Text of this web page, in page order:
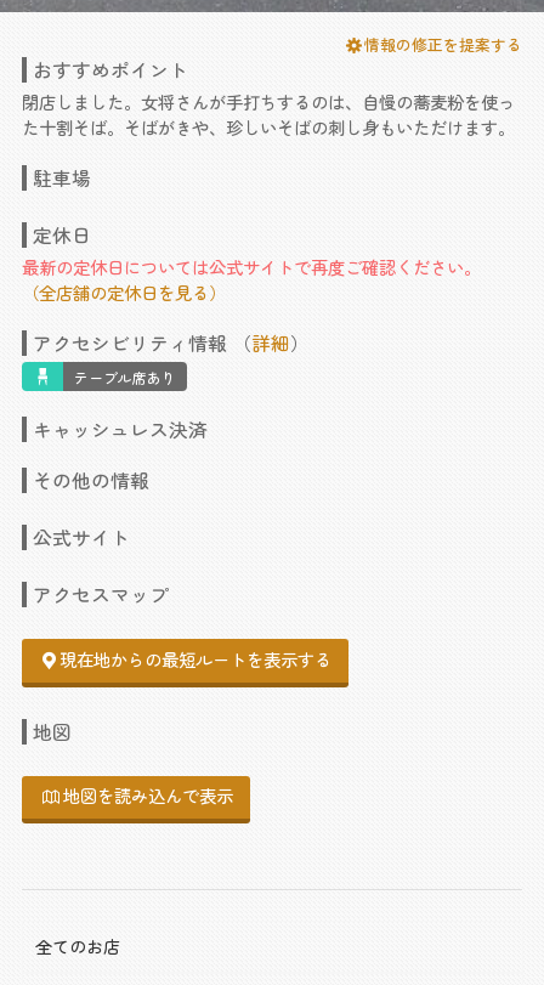
情報の修正を提案する
おすすめポイント
閉店しました。女将さんが手打ちするのは、自慢の蕎麦粉を使っ
た十割そば。そばがきや、珍しいそばの刺し身もいただけます。
駐車場
定休日
最新の定休日については公式サイトで再度ご確認ください。
（全店舗の定休日を見る）
アクセシビリティ情報 （詳細）
テーブル席あり
キャッシュレス決済
その他の情報
公式サイト
アクセスマップ
現在地からの最短ルートを表示する
地図
地図を読み込んで表示
全てのお店